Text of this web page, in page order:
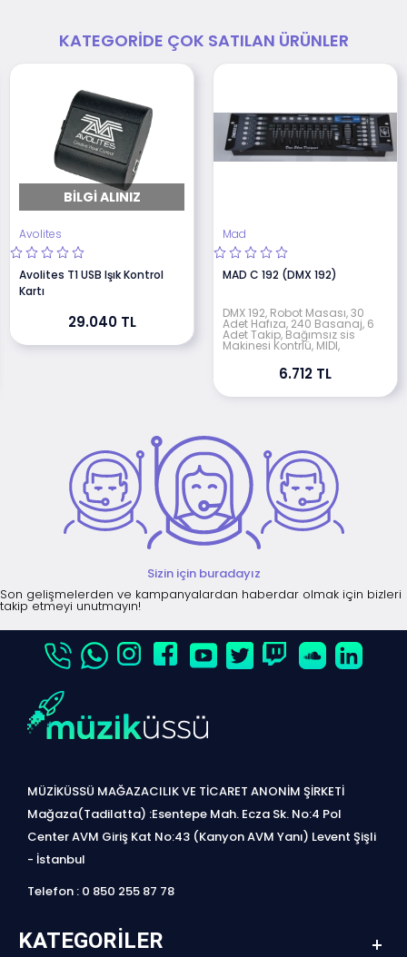
KATEGORIDE ÇOK SATILAN ÜRÜNLER
BILGI ALINIZ
Avolites
Avolites T1 USB Işık Kontrol
Kartı
29.040 TL
Mad
MAD C 192 (DMX 192)
DMX 192, Robot Masası, 30
Adet Hafıza, 240 Basanaj, 6
Adet Takip, Bağımsız sis
Makinesi Kontrlü, MIDI,
6.712 TL
Sizin için buradayız
Son gelişmelerden ve kampanyalardan haberdar olmak için bizleri
takip etmeyi unutmayın!
MÜZİKÜSSÜ MAĞAZACILIK VE TİCARET ANONİM ŞİRKETİ
Mağaza(Tadilatta) :Esentepe Mah. Ecza Sk. No:4 Pol
Center AVM Giriş Kat No:43 (Kanyon AVM Yanı) Levent Şişli
- İstanbul
Telefon : 0 850 255 87 78
KATEGORILER